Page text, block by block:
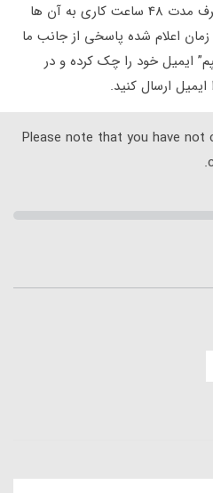
همواره تلاشمان بر آن بوده تا ظرف مدت 48 ساعت کاری به آن ها
اعلام شده پاسخی از جانب ما
ایمیل خود را چک کرده و در
ارسال کنید.
Please note that you have not